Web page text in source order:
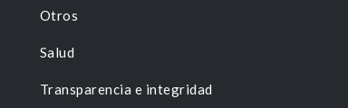
Otros
Salud
Transparencia e integridad